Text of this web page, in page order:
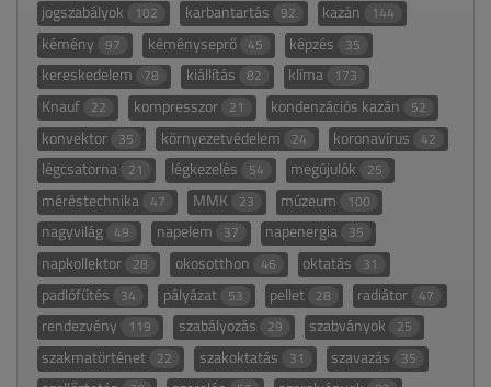
jogszabályok 102 karbantartás 92 kazán 144
kémény 97 kéményseprő 45 képzés 35
kereskedelem 78 kiállítás 82 klíma 173
Knauf 22 kompresszor 21 kondenzációs kazán 52
konvektor 35 környezetvédelem 24 koronavírus 42
légcsatorna 21 légkezelés 54 megújulók 25
méréstechnika 47 MMK 23 múzeum 100
nagyvilág 49 napelem 37 napenergia 35
napkollektor 28 okosotthon 46 oktatás 31
padlófűtés 34 pályázat 53 pellet 28 radiátor 47
rendezvény 119 szabályozás 29 szabványok 25
szakmatörténet 22 szakoktatás 31 szavazás 35